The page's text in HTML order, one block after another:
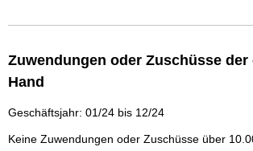
Zuwendungen oder Zuschüsse
Hand
Geschäftsjahr: 01/24 bis 12/24
Keine Zuwendungen oder Zuschüsse über